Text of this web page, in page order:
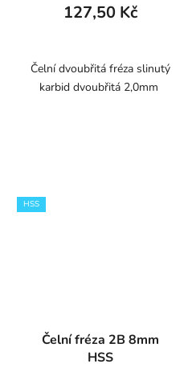
127,50 Kč
Čelní dvoubřitá fréza slinutý
karbid dvoubřitá 2,0mm
HSS
Čelní fréza 2B 8mm
HSS